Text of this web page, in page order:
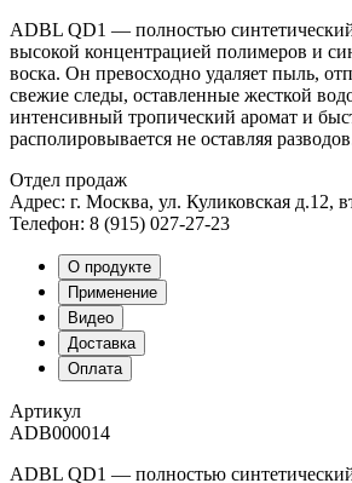
ADBL QD1 — полностью
высокой концентрацией полимеров и
воска. Он превосходно удаляет пыль,
свежие следы, оставленные жесткой
интенсивный тропический аромат и
располировывается не оставляя
Отдел продаж
Адрес: г. Москва, ул. Куликовская д.12,
Телефон: 8 (915) 027-27-23
О продукте
Применение
Видео
Доставка
Оплата
Артикул
ADB000014
ADBL QD1 — полностью